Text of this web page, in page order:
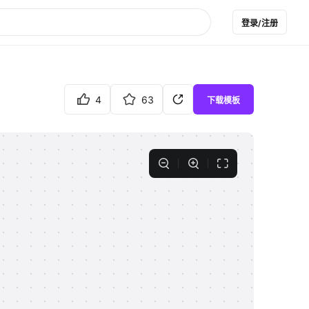
登录/注册
4 63 下载模板